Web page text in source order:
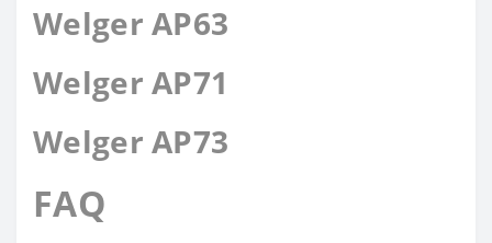
Welger AP63
Welger AP71
Welger AP73
FAQ